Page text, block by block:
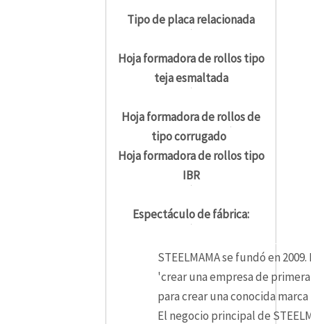
Tipo de placa relacionada
Hoja formadora de rollos tipo
teja esmaltada
Hoja formadora de rollos de
tipo corrugado
Hoja formadora de rollos tipo
IBR
Espectáculo de fábrica:
STEELMAMA se fundó en
'crear una empresa de
para crear una conocida marca
El negocio principal de